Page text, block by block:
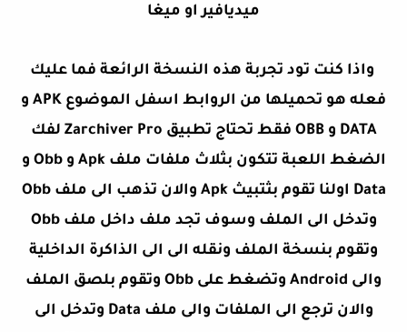
ميديافير او ميغا
واذا كنت تود تجربة هذه النسخة الرائعة فما عليك
فعله هو تحميلها من الروابط اسفل الموضوع APK و
DATA و OBB فقط تحتاج تطبيق Zarchiver Pro لفك
الضغط اللعبة تتكون بثلاث ملفات ملف Apk و Obb و
Data اولنا تقوم بثتبيث Apk والان تذهب الى ملف Obb
وتدخل الى الملف وسوف تجد ملف داخل ملف Obb
وتقوم بنسخة الملف ونقله الى الى الذاكرة الداخلية
والى Android وتضغط على Obb وتقوم بلصق الملف
والان ترجع الى الملفات والى ملف Data وتدخل الى